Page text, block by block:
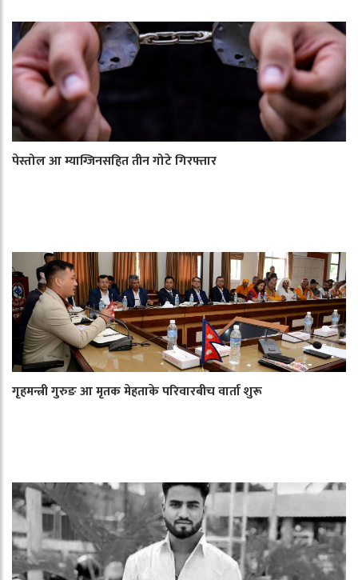
पेस्तोल आ म्याग्जिनसहित तीन गोटे गिरफ्तार
गृहमन्त्री गुरुङ आ मृतक मेहताके परिवारबीच वार्ता शुरू